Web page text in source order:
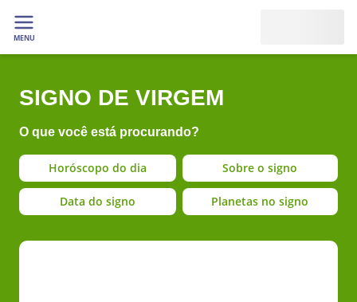
MENU
SIGNO DE VIRGEM
O que você está procurando?
Horóscopo do dia Sobre o signo
Data do signo Planetas no signo